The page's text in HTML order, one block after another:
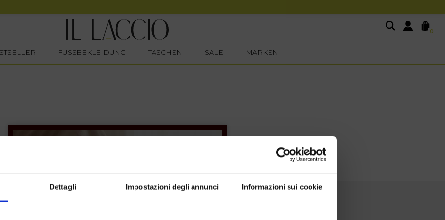
Dettagli Impostazioni degli annunci Informazioni sui cookie
0
FUSSBEKLEIDUNG TASCHEN SALE MARKEN